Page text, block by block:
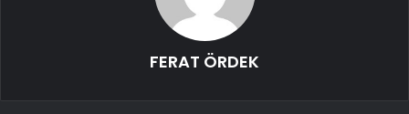
FERAT ÖRDEK